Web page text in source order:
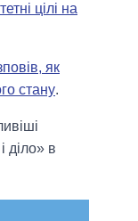
цілі на
як
стану.
діло» в